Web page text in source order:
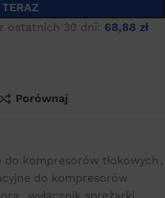
ostatnich 30 dni: 68,88 zł
Porównaj
do kompresorów tłokowych ,
do kompresorów